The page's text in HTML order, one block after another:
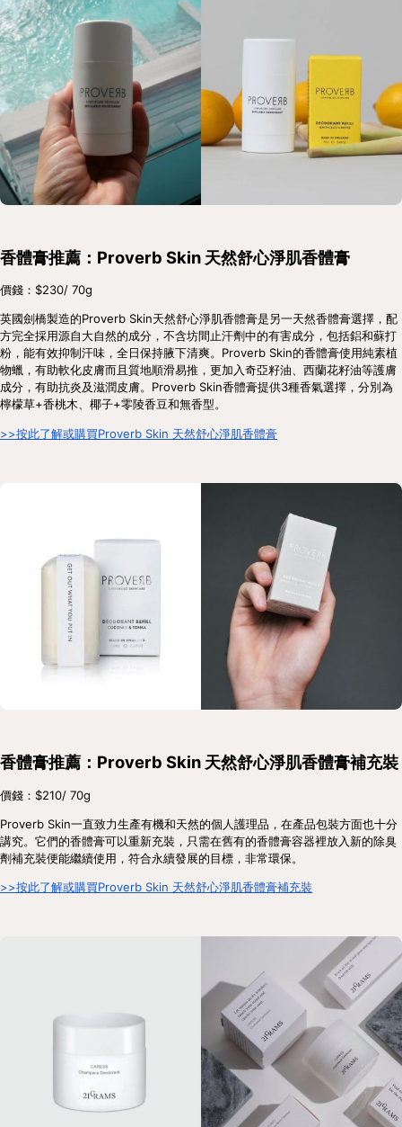
香體膏推薦：Proverb Skin 天然舒心淨肌香體膏
價錢：$230/ 70g
英國劍橋製造的Proverb Skin天然舒心淨肌香體膏是另一天然香體膏選擇，配
方完全採用源自大自然的成分，不含坊間止汗劑中的有害成分，包括鋁和蘇打
粉，能有效抑制汗味，全日保持腋下清爽。Proverb Skin的香體膏使用純素植
物蠟，有助軟化皮膚而且質地順滑易推，更加入奇亞籽油、西蘭花籽油等護膚
成分，有助抗炎及滋潤皮膚。Proverb Skin香體膏提供3種香氣選擇，分別為
檸檬草+香桃木、椰子+零陵香豆和無香型。
>>按此了解或購買Proverb Skin 天然舒心淨肌香體膏
香體膏推薦：Proverb Skin 天然舒心淨肌香體膏補充裝
價錢：$210/ 70g
Proverb Skin一直致力生產有機和天然的個人護理品，在產品包裝方面也十分
講究。它們的香體膏可以重新充裝，只需在舊有的香體膏容器裡放入新的除臭
劑補充裝便能繼續使用，符合永續發展的目標，非常環保。
>>按此了解或購買Proverb Skin 天然舒心淨肌香體膏補充裝